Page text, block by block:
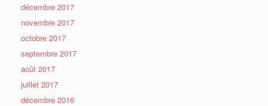
décembre 2017
novembre 2017
octobre 2017
septembre 2017
août 2017
juillet 2017
décembre 2016